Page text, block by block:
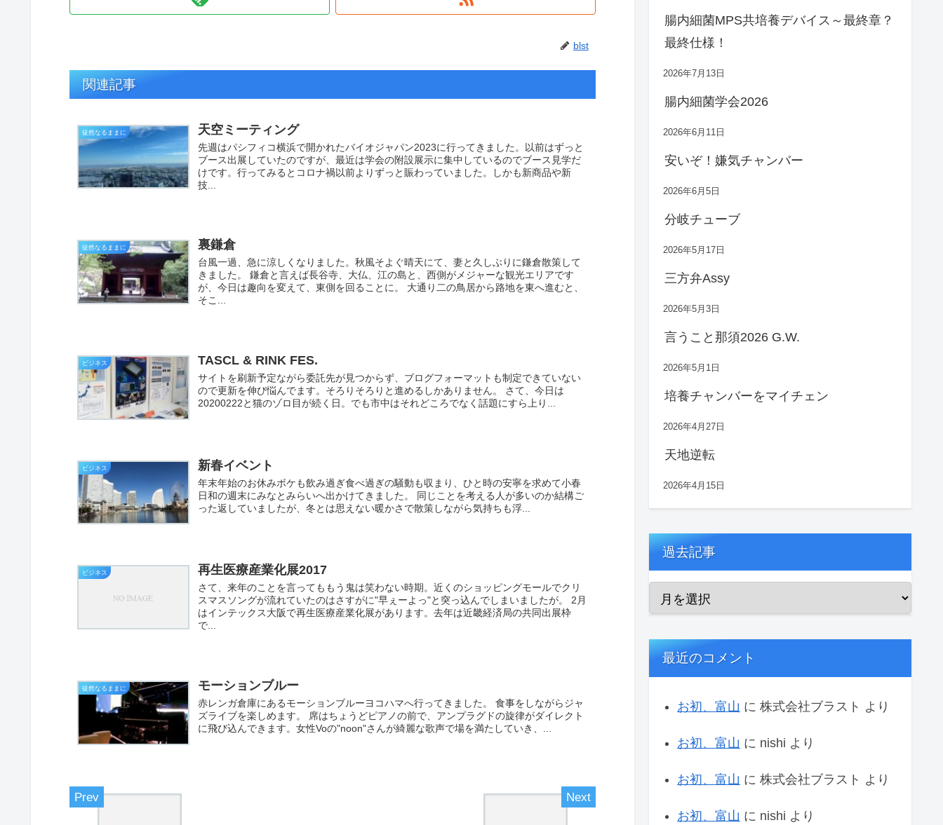
blst
関連記事
徒然なるままに 天空ミーティング
先週はパシフィコ横浜で開かれたバイオジャパン2023に行ってきました。以前はずっと
ブース出展していたのですが、最近は学会の附設展示に集中しているのでブース見学だ
けです。行ってみるとコロナ禍以前よりずっと賑わっていました。しかも新商品や新
技...
徒然なるままに 裏鎌倉
台風一過、急に涼しくなりました。秋風そよぐ晴天にて、妻と久しぶりに鎌倉散策して
きました。 鎌倉と言えば長谷寺、大仏、江の島と、西側がメジャーな観光エリアです
が、今日は趣向を変えて、東側を回ることに。 大通り二の鳥居から路地を東へ進むと、
そこ...
ビジネス TASCL & RINK FES.
サイトを刷新予定ながら委託先が見つからず、ブログフォーマットも制定できていない
ので更新を伸び悩んでます。そろりそろりと進めるしかありません。 さて、今日は
20200222と猫のゾロ目が続く日。でも市中はそれどころでなく話題にすら上り...
ビジネス 新春イベント
年末年始のお休みボケも飲み過ぎ食べ過ぎの騒動も収まり、ひと時の安寧を求めて小春
日和の週末にみなとみらいへ出かけてきました。 同じことを考える人が多いのか結構ご
った返していましたが、冬とは思えない暖かさで散策しながら気持ちも浮...
ビジネス 再生医療産業化展2017
さて、来年のことを言ってももう鬼は笑わない時期。近くのショッピングモールでクリ
スマスソングが流れていたのはさすがに"早ぇーよっ"と突っ込んでしまいましたが。 2月
はインテックス大阪で再生医療産業化展があります。去年は近畿経済局の共同出展枠
で...
徒然なるままに モーションブルー
赤レンガ倉庫にあるモーションブルーヨコハマへ行ってきました。 食事をしながらジャ
ズライブを楽しめます。 席はちょうどピアノの前で、アンプラグドの旋律がダイレクト
に飛び込んできます。女性Voの"noon"さんが綺麗な歌声で場を満たしていき、...
腸内細菌MPS共培養デバイス～最終章？
最終仕様！
2026年7月13日
腸内細菌学会2026
2026年6月11日
安いぞ！嫌気チャンバー
2026年6月5日
分岐チューブ
2026年5月17日
三方弁Assy
2026年5月3日
言うこと那須2026 G.W.
2026年5月1日
培養チャンバーをマイチェン
2026年4月27日
天地逆転
2026年4月15日
過去記事
最近のコメント
お初、富山 に 株式会社ブラスト より
お初、富山 に nishi より
お初、富山 に 株式会社ブラスト より
お初、富山 に nishi より